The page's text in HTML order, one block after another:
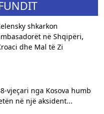
shkarkon
në Shqipëri,
dhe Mal të Zi
vjeçari nga Kosova humb
në një aksident...